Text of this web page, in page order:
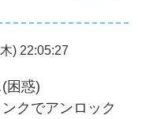
) 22:05:27
困惑)
クでアンロック